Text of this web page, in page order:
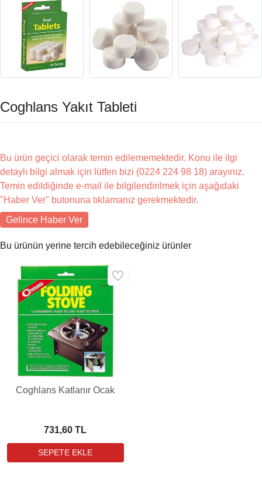
Coghlans Yakıt Tableti
Bu ürün geçici olarak temin edilememektedir. Konu ile ilgi
detaylı bilgi almak için lütfen bizi (0224 224 98 18) arayınız.
Temin edildiğinde e-mail ile bilgilendirilmek için aşağıdaki
"Haber Ver" butonuna tıklamanız gerekmektedir.
Gelince Haber Ver
Bu ürünün yerine tercih edebileceğiniz ürünler
Coghlans Katlanır Ocak
731,60 TL